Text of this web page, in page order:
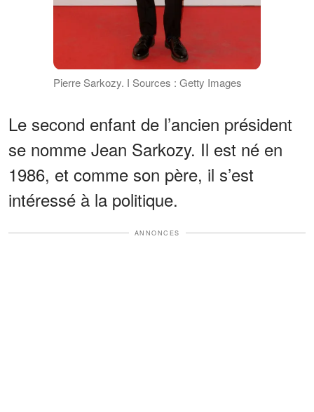
Pierre Sarkozy. І Sources : Getty Images
Le second enfant de l’ancien président
se nomme Jean Sarkozy. Il est né en
1986, et comme son père, il s’est
intéressé à la politique.
ANNONCES